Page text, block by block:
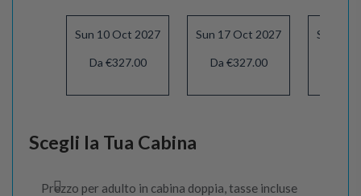
Sun 10 Oct 2027
Da €327.00
Sun 17 Oct 2027
Da €327.00
Sun 24
Scegli la Tua Cabina
Prezzo per adulto in cabina doppia, tasse incluse